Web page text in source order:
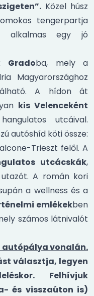
Közel húsz
tengerpartja
alkalmas egy jó
Gradoba, mely a
Magyarországhoz
A hídon át
kis Velenceként
utcáival.
autóshíd köti össze:
Trieszt felől. A
utcácskák,
A román kori
a wellness és a
emlékekben
számos látnivalót
autópálya vonalán.
választja, legyen
Felhívjuk
és visszaúton is)